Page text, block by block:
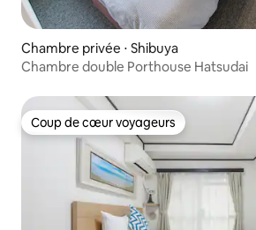
Chambre privée ⋅ Shibuya
Chambre double Porthouse Hatsudai
Coup de cœur voyageurs
Coup de cœur voyageurs